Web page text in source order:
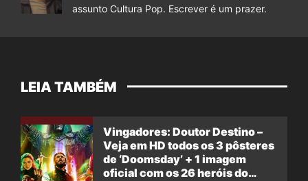
assunto Cultura Pop. Escrever é um prazer.
LEIA TAMBÉM
Vingadores: Doutor Destino –
Veja em HD todos os 3 pôsteres
de ‘Doomsday’ + 1 imagem
oficial com os 26 heróis do